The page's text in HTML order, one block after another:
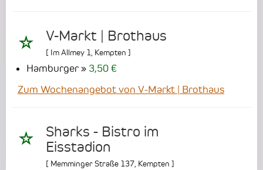
V-Markt | Brothaus
[ Im Allmey 1 Kempten ]
Hamburger
3,50 €
Zum Wochenangebot von V-Markt | Brothaus
Sharks - Bistro im
Eisstadion
[ Memminger Straße 137 Kempten ]